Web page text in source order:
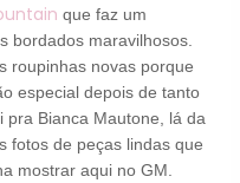
que faz um
bordados maravilhosos.
roupinhas novas porque
especial depois de tanto
Bianca Mautone, lá da
fotos de peças lindas que
mostrar aqui no GM.